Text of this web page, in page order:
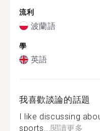
流利
波蘭語
學
英語
我喜歡談論的話題
I like discussing
sports...閱讀更多